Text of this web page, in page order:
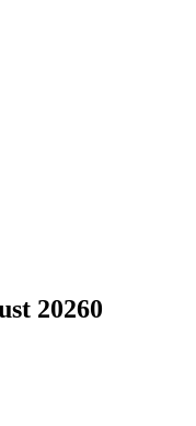
20260